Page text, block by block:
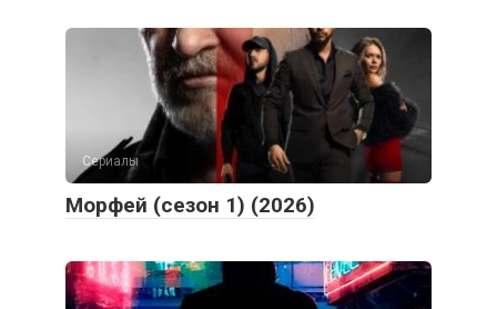
Сериалы
Морфей (сезон 1) (2026)